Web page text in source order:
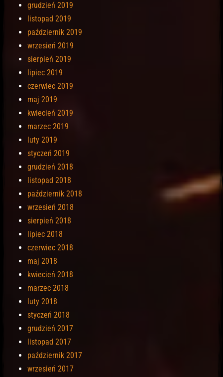
grudzień 2019
listopad 2019
październik 2019
wrzesień 2019
sierpień 2019
lipiec 2019
czerwiec 2019
maj 2019
kwiecień 2019
marzec 2019
luty 2019
styczeń 2019
grudzień 2018
listopad 2018
październik 2018
wrzesień 2018
sierpień 2018
lipiec 2018
czerwiec 2018
maj 2018
kwiecień 2018
marzec 2018
luty 2018
styczeń 2018
grudzień 2017
listopad 2017
październik 2017
wrzesień 2017